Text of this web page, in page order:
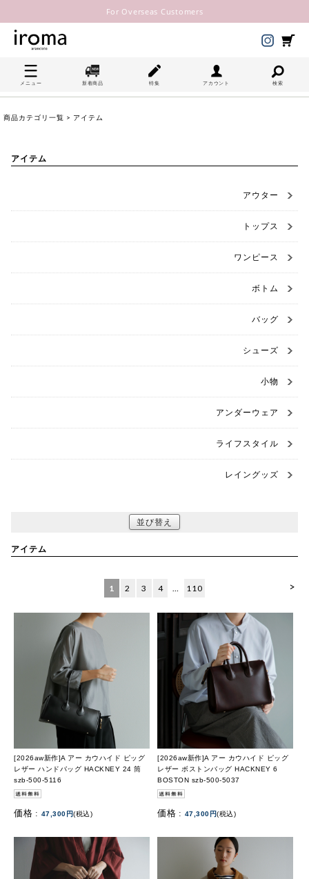
For Overseas Customers
メニュー 新着商品 特集 アカウント 検索
商品カテゴリ一覧 > アイテム
アイテム
アウター
トップス
ワンピース
ボトム
バッグ
シューズ
小物
アンダーウェア
ライフスタイル
レイングッズ
並び替え
アイテム
>
1 2 3 4 … 110
[2026aw新作]A アー カウハイド ピッグ
レザー ハンドバッグ HACKNEY 24 筒
szb-500-5116
価格 : 47,300円(税込)
[2026aw新作]A アー カウハイド ピッグ
レザー ボストンバッグ HACKNEY 6
BOSTON szb-500-5037
価格 : 47,300円(税込)